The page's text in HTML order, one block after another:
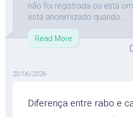
não foi registrada ou está
está anonimizado quando...
Read More
23/06/2026
Diferença entre rabo e